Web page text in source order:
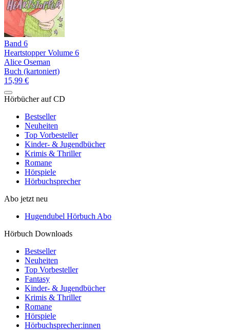
Band 6
Heartstopper Volume 6
Alice Oseman
Buch (kartoniert)
15,99 €
Hörbücher auf CD
Bestseller
Neuheiten
Top Vorbesteller
Kinder- & Jugendbücher
Krimis & Thriller
Romane
Hörspiele
Hörbuchsprecher
Abo jetzt neu
Hugendubel Hörbuch Abo
Hörbuch Downloads
Bestseller
Neuheiten
Top Vorbesteller
Fantasy
Kinder- & Jugendbücher
Krimis & Thriller
Romane
Hörspiele
Hörbuchsprecher:innen